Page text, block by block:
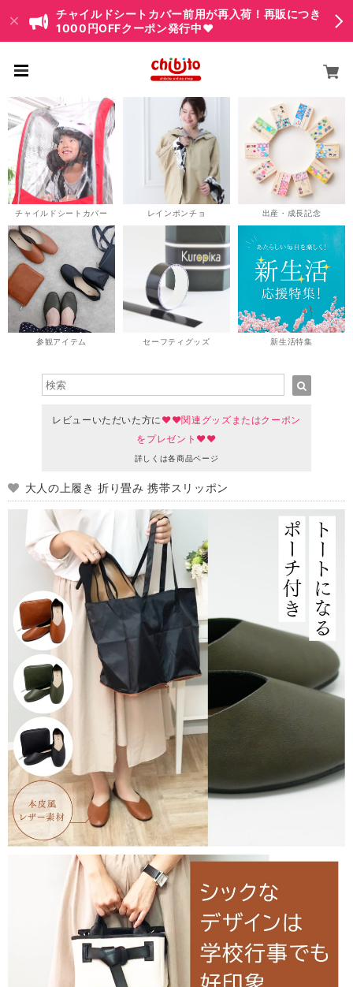
チャイルドシートカバー前用が再入荷！再販につき
1000円OFFクーポン発行中♥
チャイルドシートカバー レインポンチョ 出産・成長記念
参観アイテム セーフティグッズ 新生活特集
レビューいただいた方に ♥♥関連グッズまたはクーポン
をプレゼント♥♥
詳しくは各商品ページ
大人の上履き 折り畳み 携帯スリッポン